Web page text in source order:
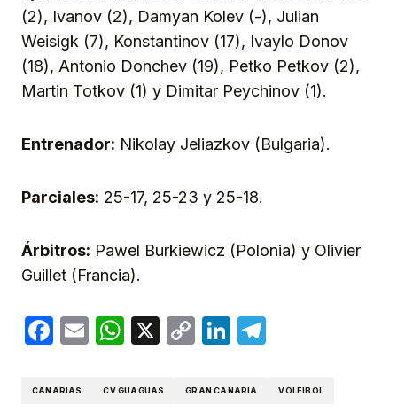
(2), Ivanov (2), Damyan Kolev (-), Julian
Weisigk (7), Konstantinov (17), Ivaylo Donov
(18), Antonio Donchev (19), Petko Petkov (2),
Martin Totkov (1) y Dimitar Peychinov (1).
Entrenador: Nikolay Jeliazkov (Bulgaria).
Parciales: 25-17, 25-23 y 25-18.
Árbitros: Pawel Burkiewicz (Polonia) y Olivier
Guillet (Francia).
Facebook
EmailWhatsApp
X
CopyLinkedIn
CANARIAS CV GUAGUAS GRAN CANARIA VOLEIBOL